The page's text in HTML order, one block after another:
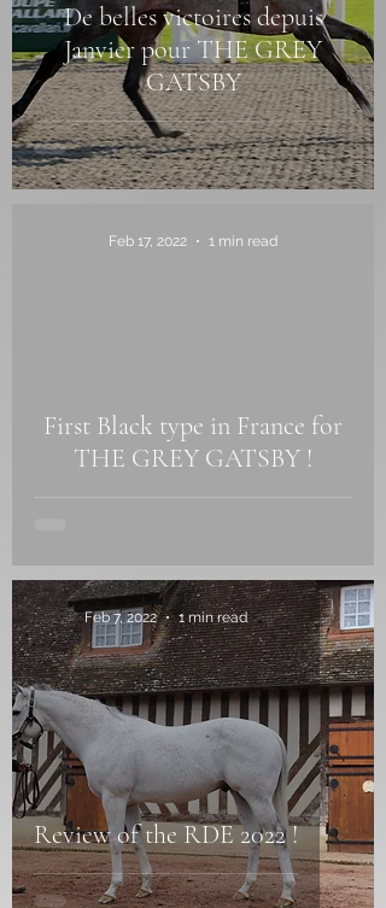
De belles victoires depuis
Janvier pour THE GREY
GATSBY
First Black type in France for
THE GREY GATSBY !
Feb 17, 2022 1 min read
Review of the RDE 2022 !
Feb 7, 2022 1 min read